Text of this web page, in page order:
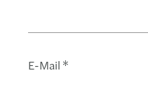
E-Mail *